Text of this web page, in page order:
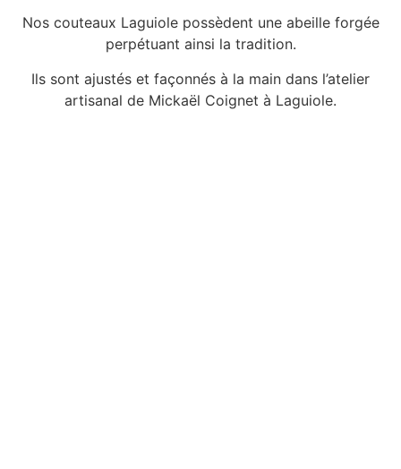
Nos couteaux Laguiole possèdent une abeille forgée
perpétuant ainsi la tradition.
Ils sont ajustés et façonnés à la main dans l’atelier
artisanal de Mickaël Coignet à Laguiole.